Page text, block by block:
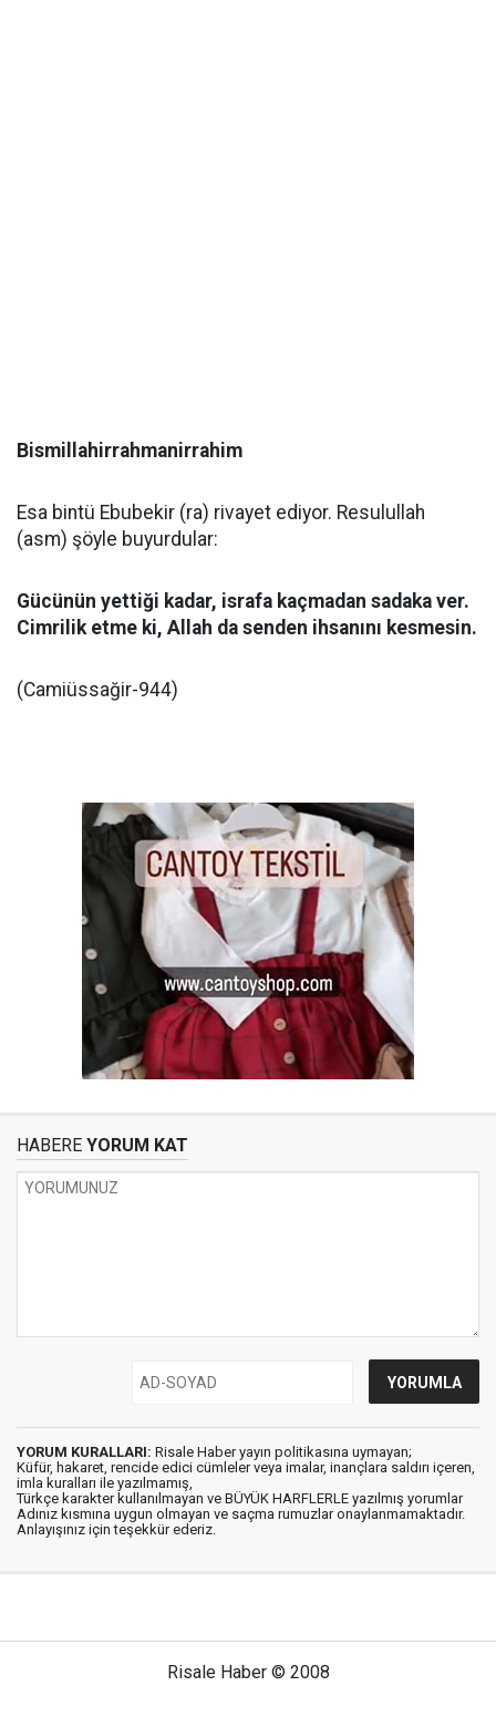
Bismillahirrahmanirrahim
Esa bintü Ebubekir (ra) rivayet ediyor. Resulullah
(asm) şöyle buyurdular:
Gücünün yettiği kadar, israfa kaçmadan sadaka ver.
Cimrilik etme ki, Allah da senden ihsanını kesmesin.
(Camiüssağir-944)
HABERE YORUM KAT
YORUM KURALLARI: Risale Haber yayın politikasına uymayan;
Küfür, hakaret, rencide edici cümleler veya imalar, inançlara saldırı içeren,
imla kuralları ile yazılmamış,
Türkçe karakter kullanılmayan ve BÜYÜK HARFLERLE yazılmış yorumlar
Adınız kısmına uygun olmayan ve saçma rumuzlar onaylanmamaktadır.
Anlayışınız için teşekkür ederiz.
Risale Haber © 2008